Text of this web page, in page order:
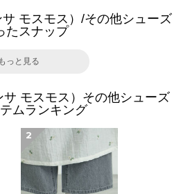
モスモス）/その他シューズ
たスナップ
もっと見る
モスモス）その他シューズ
ムランキング
2